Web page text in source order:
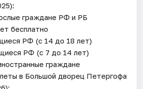
граждане РФ и РБ
бесплатно
РФ (с 14 до 18 лет)
РФ (с 7 до 14 лет)
граждане
в Большой дворец Петергофа